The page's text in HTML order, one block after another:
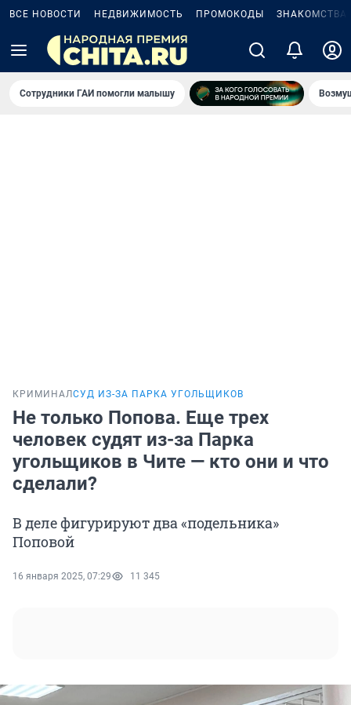
ВСЕ НОВОСТИ НЕДВИЖИМОСТЬ ПРОМОКОДЫ ЗНАКОМСТВА
Сотрудники ГАИ помогли малышу
КРИМИНАЛСУД ИЗ-ЗА ПАРКА УГОЛЬЩИКОВ
Не только Попова. Еще трех
человек судят из-за Парка
угольщиков в Чите — кто они и что
сделали?
В деле фигурируют два «подельника»
Поповой
16 января 2025, 07:29 11 345